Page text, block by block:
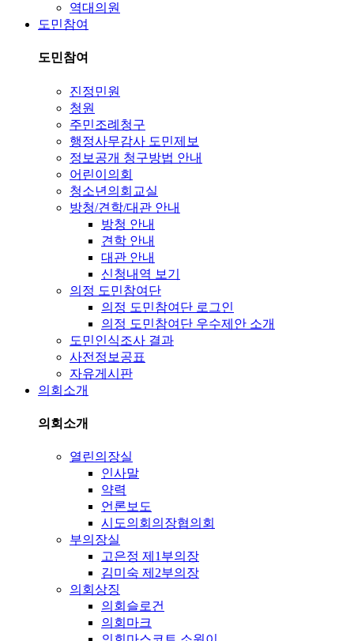
역대의원
도민참여
도민참여
진정민원
청원
주민조례청구
행정사무감사 도민제보
정보공개 청구방법 안내
어린이의회
청소년의회교실
방청/견학/대관 안내
방청 안내
견학 안내
대관 안내
신청내역 보기
의정 도민참여단
의정 도민참여단 로그인
의정 도민참여단 우수제안 소개
도민인식조사 결과
사전정보공표
자유게시판
의회소개
의회소개
열린의장실
인사말
약력
언론보도
시도의회의장협의회
부의장실
고은정 제1부의장
김미숙 제2부의장
의회상징
의회슬로건
의회마크